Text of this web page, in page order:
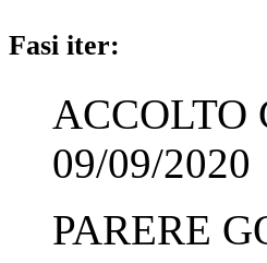
Fasi iter:
09/09/2020
PARERE